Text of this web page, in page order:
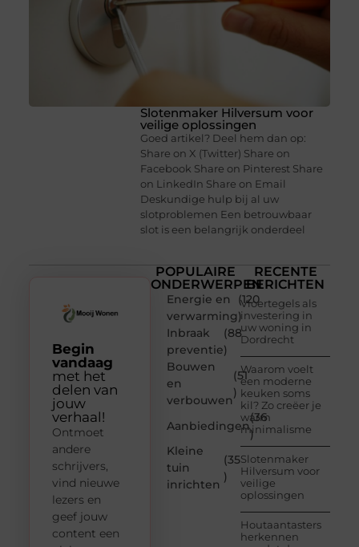
Slotenmaker Hilversum voor
veilige oplossingen
Goed artikel? Deel hem dan op:
Share on X (Twitter) Share on
Facebook Share on Pinterest Share
on LinkedIn Share on Email
Deskundige hulp bij al uw
slotproblemen Een betrouwbaar
slot is een belangrijk onderdeel
POPULAIRE
ONDERWERPEN
Energie en
verwarming
(120
)
Inbraak
preventie
(88
)
Bouwen
en
verbouwen
(51
)
Aanbiedingen
(36
)
Kleine
tuin
inrichten
(35
)
RECENTE
BERICHTEN
Vloertegels als
investering in
uw woning in
Dordrecht
Waarom voelt
een moderne
keuken soms
kil? Zo creëer je
warm
minimalisme
Slotenmaker
Hilversum voor
veilige
oplossingen
Houtaantasters
herkennen
Begin
vandaag
met het
delen van
jouw
verhaal!
Ontmoet
andere
schrijvers,
vind nieuwe
lezers en
geef jouw
content een